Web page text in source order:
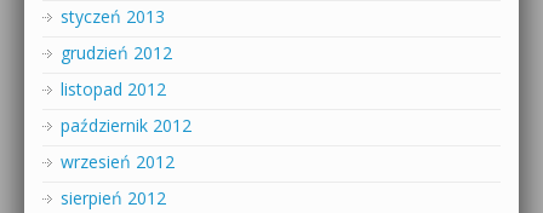
styczeń 2013
grudzień 2012
listopad 2012
październik 2012
wrzesień 2012
sierpień 2012